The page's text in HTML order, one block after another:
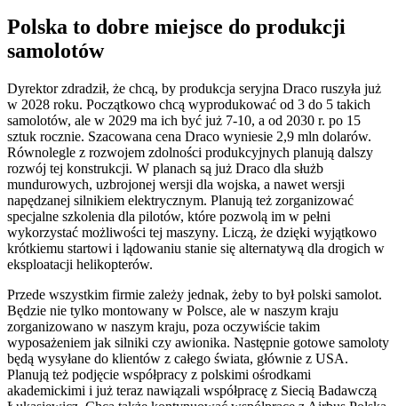
Polska to dobre miejsce do produkcji
samolotów
Dyrektor zdradził, że chcą, by produkcja seryjna Draco ruszyła już
w 2028 roku. Początkowo chcą wyprodukować od 3 do 5 takich
samolotów, ale w 2029 ma ich być już 7-10, a od 2030 r. po 15
sztuk rocznie. Szacowana cena Draco wyniesie 2,9 mln dolarów.
Równolegle z rozwojem zdolności produkcyjnych planują dalszy
rozwój tej konstrukcji. W planach są już Draco dla służb
mundurowych, uzbrojonej wersji dla wojska, a nawet wersji
napędzanej silnikiem elektrycznym. Planują też zorganizować
specjalne szkolenia dla pilotów, które pozwolą im w pełni
wykorzystać możliwości tej maszyny. Liczą, że dzięki wyjątkowo
krótkiemu startowi i lądowaniu stanie się alternatywą dla drogich w
eksploatacji helikopterów.
Przede wszystkim firmie zależy jednak, żeby to był polski samolot.
Będzie nie tylko montowany w Polsce, ale w naszym kraju
zorganizowano w naszym kraju, poza oczywiście takim
wyposażeniem jak silniki czy awionika. Następnie gotowe samoloty
będą wysyłane do klientów z całego świata, głównie z USA.
Planują też podjęcie współpracy z polskimi ośrodkami
akademickimi i już teraz nawiązali współpracę z Siecią Badawczą